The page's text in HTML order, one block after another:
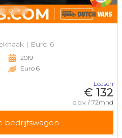
| Euro 6
2019
Euro 6
Leasen
€ 132
o.b.v. / 72mnd
bedrijfswagen